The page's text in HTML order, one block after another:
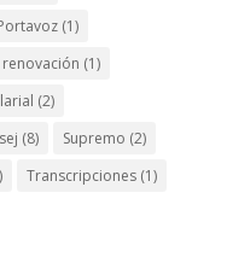
(1)
renovación (1)
(2)
(8) Supremo (2)
Transcripciones(1)